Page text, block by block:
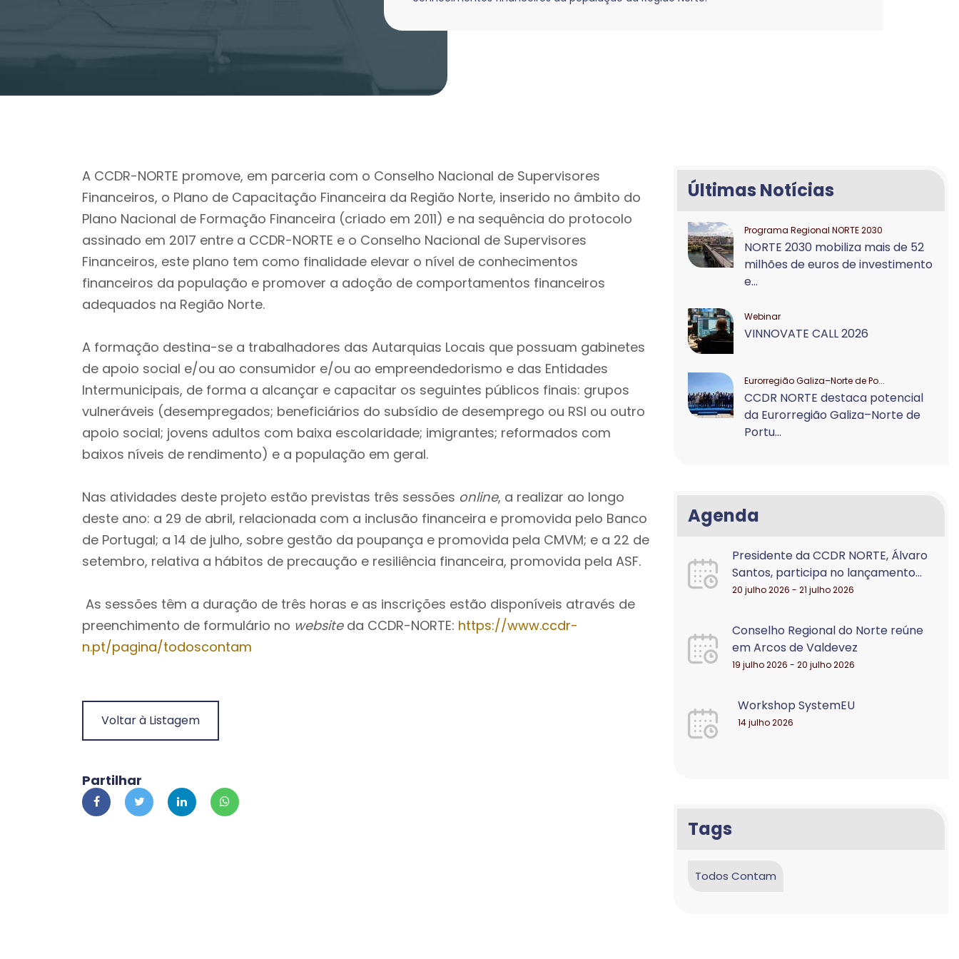
A CCDR-NORTE promove, em parceria com o Conselho Nacional de Supervisores
Financeiros, o Plano de Capacitação Financeira da Região Norte, inserido no âmbito do
Plano Nacional de Formação Financeira (criado em 2011) e na sequência do protocolo
assinado em 2017 entre a CCDR-NORTE e o Conselho Nacional de Supervisores
Financeiros, este plano tem como finalidade elevar o nível de conhecimentos
financeiros da população e promover a adoção de comportamentos financeiros
adequados na Região Norte.
A formação destina-se a trabalhadores das Autarquias Locais que possuam gabinetes
de apoio social e/ou ao consumidor e/ou ao empreendedorismo e das Entidades
Intermunicipais, de forma a alcançar e capacitar os seguintes públicos finais: grupos
vulneráveis (desempregados; beneficiários do subsídio de desemprego ou RSI ou outro
apoio social; jovens adultos com baixa escolaridade; imigrantes; reformados com
baixos níveis de rendimento) e a população em geral.
Nas atividades deste projeto estão previstas três sessões online, a realizar ao longo
deste ano: a 29 de abril, relacionada com a inclusão financeira e promovida pelo Banco
de Portugal; a 14 de julho, sobre gestão da poupança e promovida pela CMVM; e a 22 de
setembro, relativa a hábitos de precaução e resiliência financeira, promovida pela ASF.
As sessões têm a duração de três horas e as inscrições estão disponíveis através de
preenchimento de formulário no websiteda CCDR-NORTE: https://www.ccdr-
n.pt/pagina/todoscontam
Voltar à Listagem
Partilhar
Últimas Notícias
Programa Regional NORTE 2030
NORTE 2030 mobiliza mais de 52
milhões de euros de investimento
e...
Webinar
VINNOVATE CALL 2026
Eurorregião Galiza–Norte de Po...
CCDR NORTE destaca potencial
da Eurorregião Galiza–Norte de
Portu...
Agenda
Presidente da CCDR NORTE, Álvaro
Santos, participa no lançamento...
20 julho 2026 - 21 julho 2026
Conselho Regional do Norte reúne
em Arcos de Valdevez
19 julho 2026 - 20 julho 2026
Workshop SystemEU
14 julho 2026
Tags
Todos Contam